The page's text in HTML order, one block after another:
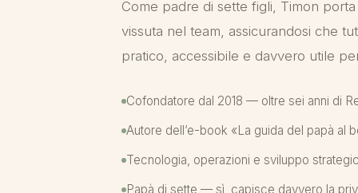
Come padre di sette figli, Timon
vissuta nel team, assicurandosi che
pratico, accessibile e davvero utile
Cofondatore dal 2018 — oltre sei anni di
Autore dell’e-book «La guida del papà al
Tecnologia, operazioni e sviluppo
Papà di sette — sì, capisce davvero la